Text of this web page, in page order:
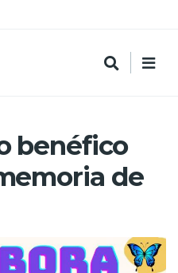
benéfico
de